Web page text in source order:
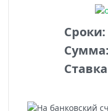
Сроки:
Сумма: